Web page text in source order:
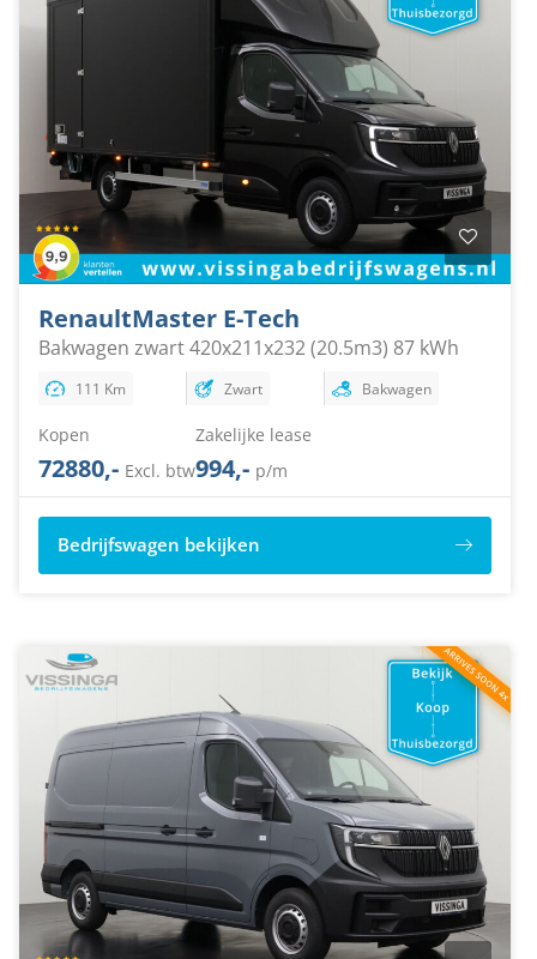
RenaultMaster E-Tech
Bakwagen zwart 420x211x232 (20.5m3) 87 kWh
111 Km Zwart Bakwagen
Kopen
72880,- Excl. btw
Zakelijke lease
994,- p/m
Bedrijfswagen bekijken